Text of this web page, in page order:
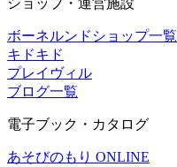
ショップ・運営施設
ボーネルンドショップ一覧
キドキド
プレイヴィル
ブログ一覧
電子ブック・カタログ
あそびのもり ONLINE